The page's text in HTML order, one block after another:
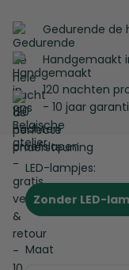
Gedurende
Handgemaakt
120 nachten
- 10 jaar
LED-lampjes:
Zonder LED-
Maat